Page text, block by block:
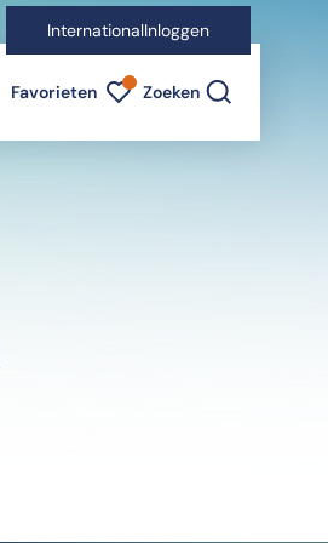
InternationalInloggen
Favorieten Favorieten indicator
Zoeken